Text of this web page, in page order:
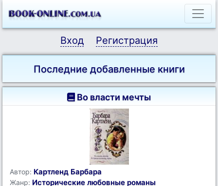
Вход Регистрация
Последние добавленные книги
Во власти мечты
Автор: Картленд Барбара
Жанр: Исторические любовные романы